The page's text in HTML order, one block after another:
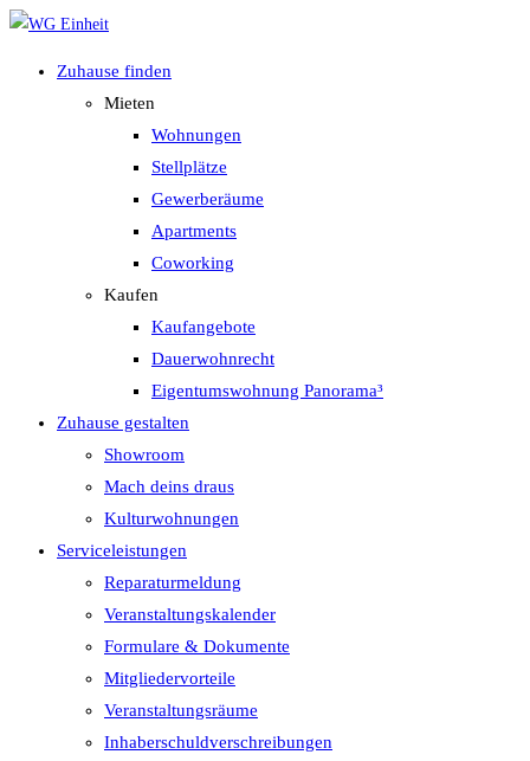
Zum
springen
Zuhause finden
Mieten
Wohnungen
Stellplätze
Gewerberäume
Apartments
Coworking
Kaufen
Kaufangebote
Dauerwohnrecht
Eigentumswohnung Panorama³
Zuhause gestalten
Showroom
Mach deins draus
Kulturwohnungen
Serviceleistungen
Reparaturmeldung
Veranstaltungskalender
Formulare & Dokumente
Mitgliedervorteile
Veranstaltungsräume
Inhaberschuld­verschreibungen